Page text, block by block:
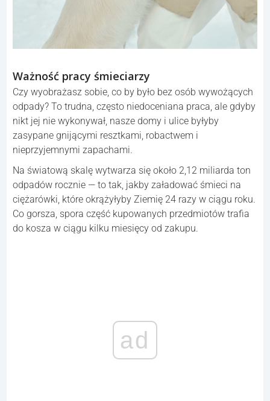
Ważność pracy śmieciarzy
Czy wyobrażasz sobie, co by było bez osób wywożących
odpady? To trudna, często niedoceniana praca, ale gdyby
nikt jej nie wykonywał, nasze domy i ulice byłyby
zasypane gnijącymi resztkami, robactwem i
nieprzyjemnymi zapachami.
Na światową skalę wytwarza się około 2,12 miliarda ton
odpadów rocznie — to tak, jakby załadować śmieci na
ciężarówki, które okrążyłyby Ziemię 24 razy w ciągu roku.
Co gorsza, spora część kupowanych przedmiotów trafia
do kosza w ciągu kilku miesięcy od zakupu.
ad